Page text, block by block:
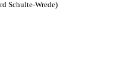
Schulte-Wrede)